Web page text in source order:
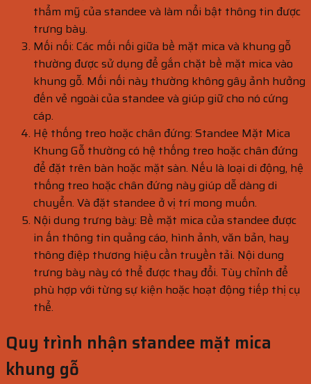
thẩm mỹ của standee và làm nổi bật thông tin được
trưng bày.
Mối nối: Các mối nối giữa bề mặt mica và khung gỗ
thường được sử dụng để gắn chặt bề mặt mica vào
khung gỗ. Mối nối này thường không gây ảnh hưởng
đến vẻ ngoài của standee và giúp giữ cho nó cứng
cáp.
Hệ thống treo hoặc chân đứng: Standee Mặt Mica
Khung Gỗ thường có hệ thống treo hoặc chân đứng
để đặt trên bàn hoặc mặt sàn. Nếu là loại di động, hệ
thống treo hoặc chân đứng này giúp dễ dàng di
chuyển. Và đặt standee ở vị trí mong muốn.
Nội dung trưng bày: Bề mặt mica của standee được
in ấn thông tin quảng cáo, hình ảnh, văn bản, hay
thông điệp thương hiệu cần truyền tải. Nội dung
trưng bày này có thể được thay đổi. Tùy chỉnh để
phù hợp với từng sự kiện hoặc hoạt động tiếp thị cụ
thể.
Quy trình nhận standee mặt mica
khung gỗ